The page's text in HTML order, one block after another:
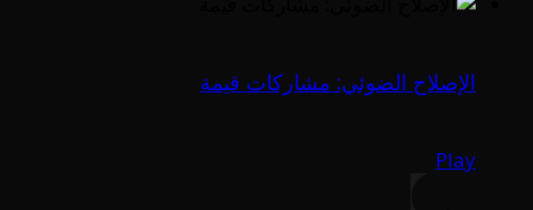
الإصلاح الضوئي: مشاركات قيمة
Play